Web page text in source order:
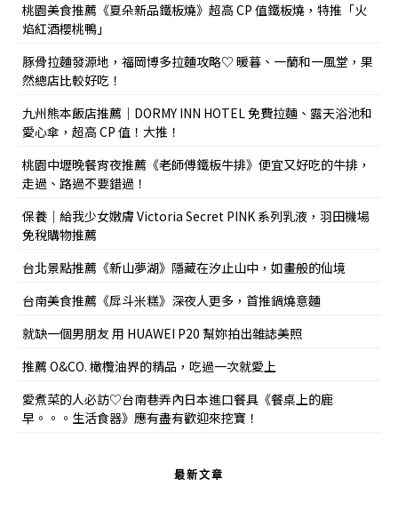
桃園美食推薦《夏朵新品鐵板燒》超高 CP 值鐵板燒，特推「火
焰紅酒櫻桃鴨」
豚骨拉麵發源地，福岡博多拉麵攻略♡ 暖暮、一蘭和一風堂，果
然總店比較好吃！
九州熊本飯店推薦｜DORMY INN HOTEL 免費拉麵、露天浴池和
愛心傘，超高 CP 值！大推！
桃園中壢晚餐宵夜推薦《老師傅鐵板牛排》便宜又好吃的牛排，
走過、路過不要錯過！
保養｜給我少女嫩膚 Victoria Secret PINK 系列乳液，羽田機場
免稅購物推薦
台北景點推薦《新山夢湖》隱藏在汐止山中，如畫般的仙境
台南美食推薦《戽斗米糕》深夜人更多，首推鍋燒意麵
就缺一個男朋友 用 HUAWEI P20 幫妳拍出雜誌美照
推薦 O&CO. 橄欖油界的精品，吃過一次就愛上
愛煮菜的人必訪♡台南巷弄內日本進口餐具《餐桌上的鹿
早。。。生活食器》應有盡有歡迎來挖寶！
最新文章